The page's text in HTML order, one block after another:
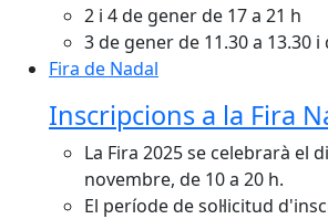
2 i 4 de gener de 17 a 21 h
3 de gener de 11.30 a 13.30 i
Fira de Nadal
Fira de Nadal
Inscripcions a la Fira
La Fira 2025 se celebrarà el
novembre, de 10 a 20 h.
El període de sol·licitud